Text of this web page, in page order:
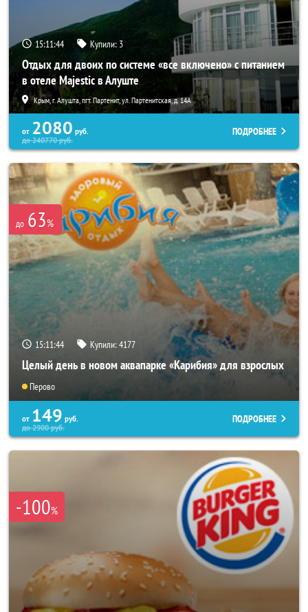
15:11:40 Купили: 3
Отдых для двоих по системе «все включено» с питанием
в отеле Majestic в Алуште
Крым, г. Алушта, пгт. Партенит, ул. Партенитская, д. 14А
от 2080 руб.
до240770руб.
ПОДРОБНЕЕ
до 63%
15:11:40 Купили:4177
Целый день в новом аквапарке «Карибия» для взрослых
Перово
от 149 руб.
до2900руб.
ПОДРОБНЕЕ
-100%